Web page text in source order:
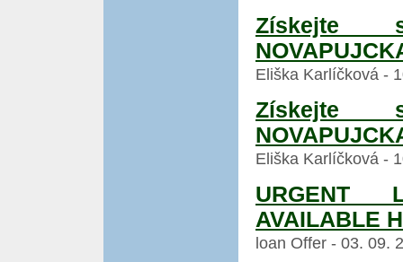
Získejte
Eliška Karlíčková -
Získejte
Eliška Karlíčková -
URGENT
AVAILABLE
loan Offer - 03. 09.